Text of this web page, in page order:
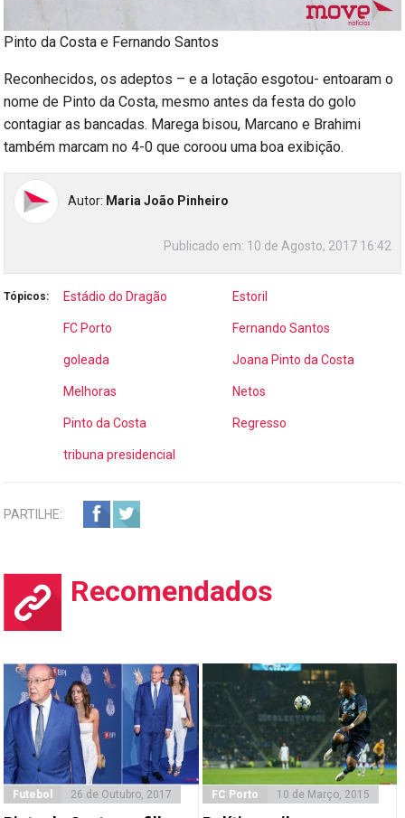
Pinto da Costa e Fernando Santos
Reconhecidos, os adeptos – e a lotação esgotou- entoaram o
nome de Pinto da Costa, mesmo antes da festa do golo
contagiar as bancadas. Marega bisou, Marcano e Brahimi
também marcam no 4-0 que coroou uma boa exibição.
Autor: Maria João Pinheiro
Publicado em: 10 de Agosto, 2017 16:42
Tópicos: Estádio do Dragão Estoril
FC Porto Fernando Santos
goleada Joana Pinto da Costa
Melhoras Netos
Pinto da Costa Regresso
tribuna presidencial
PARTILHE:
Recomendados
Futebol 26 de Outubro, 2017 FC Porto 10 de Março, 2015